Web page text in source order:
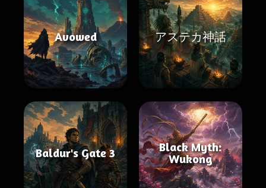
Avowed アステカ神話
Baldur's Gate 3
Black Myth:
Wukong